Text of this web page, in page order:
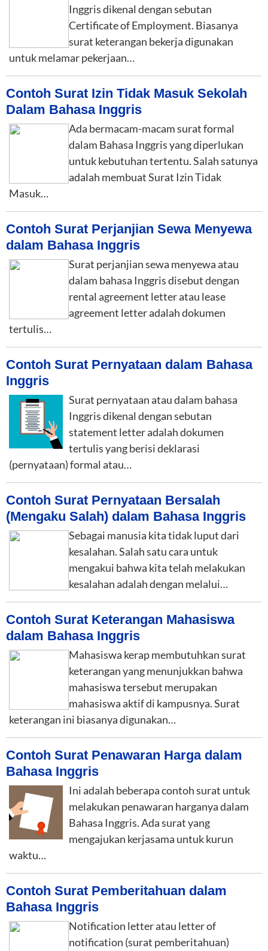
Inggris dikenal dengan sebutan
Certificate of Employment. Biasanya
surat keterangan bekerja digunakan
untuk melamar pekerjaan…
Contoh Surat Izin Tidak Masuk Sekolah
Dalam Bahasa Inggris
Ada bermacam-macam surat formal
dalam Bahasa Inggris yang diperlukan
untuk kebutuhan tertentu. Salah satunya
adalah membuat Surat Izin Tidak
Masuk…
Contoh Surat Perjanjian Sewa Menyewa
dalam Bahasa Inggris
Surat perjanjian sewa menyewa atau
dalam bahasa Inggris disebut dengan
rental agreement letter atau lease
agreement letter adalah dokumen
tertulis…
Contoh Surat Pernyataan dalam Bahasa
Inggris
Surat pernyataan atau dalam bahasa
Inggris dikenal dengan sebutan
statement letter adalah dokumen
tertulis yang berisi deklarasi
(pernyataan) formal atau…
Contoh Surat Pernyataan Bersalah
(Mengaku Salah) dalam Bahasa Inggris
Sebagai manusia kita tidak luput dari
kesalahan. Salah satu cara untuk
mengakui bahwa kita telah melakukan
kesalahan adalah dengan melalui…
Contoh Surat Keterangan Mahasiswa
dalam Bahasa Inggris
Mahasiswa kerap membutuhkan surat
keterangan yang menunjukkan bahwa
mahasiswa tersebut merupakan
mahasiswa aktif di kampusnya. Surat
keterangan ini biasanya digunakan…
Contoh Surat Penawaran Harga dalam
Bahasa Inggris
Ini adalah beberapa contoh surat untuk
melakukan penawaran harganya dalam
Bahasa Inggris. Ada surat yang
mengajukan kerjasama untuk kurun
waktu…
Contoh Surat Pemberitahuan dalam
Bahasa Inggris
Notification letter atau letter of
notification (surat pemberitahuan)